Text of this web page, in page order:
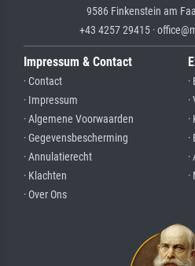
9586 Finkenstein am
+43 4257 29415 ·
Impressum & Contact
· Contact
· Impressum
· Algemene Voorwaarden
· Gegevensbescherming
· Annulatierecht
· Klachten
· Over Ons